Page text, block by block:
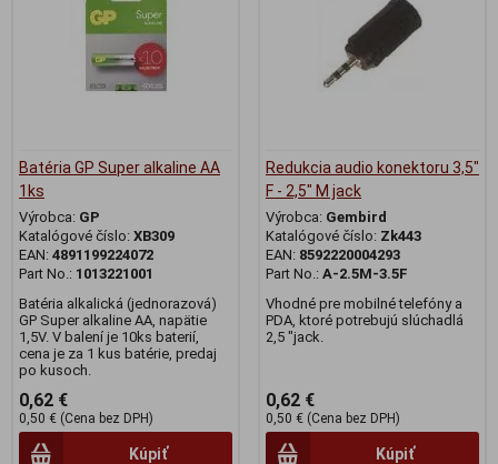
Batéria GP Super alkaline AA
1ks
Výrobca: GP
Katalógové číslo: XB309
EAN: 4891199224072
Part No.: 1013221001
Batéria alkalická (jednorazová)
GP Super alkaline AA, napätie
1,5V. V balení je 10ks baterií,
cena je za 1 kus batérie, predaj
po kusoch.
0,62 €
0,50 € (Cena bez DPH)
Kúpiť
Redukcia audio konektoru 3,5"
F - 2,5" M jack
Výrobca: Gembird
Katalógové číslo: Zk443
EAN: 8592220004293
Part No.: A-2.5M-3.5F
Vhodné pre mobilné telefóny a
PDA, ktoré potrebujú slúchadlá
2,5 "jack.
0,62 €
0,50 € (Cena bez DPH)
Kúpiť